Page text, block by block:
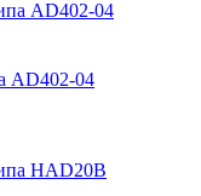
AD402-04